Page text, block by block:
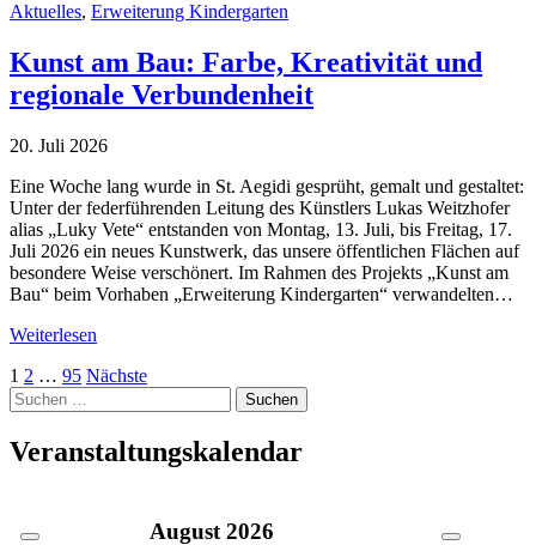
Aktuelles, Erweiterung Kindergarten
Kunst am Bau: Farbe, Kreativität und
regionale Verbundenheit
20. Juli 2026
Eine Woche lang wurde in St. Aegidi gesprüht, gemalt und gestaltet:
Unter der federführenden Leitung des Künstlers Lukas Weitzhofer
alias „Luky Vete“ entstanden von Montag, 13. Juli, bis Freitag, 17.
Juli 2026 ein neues Kunstwerk, das unsere öffentlichen Flächen auf
besondere Weise verschönert. Im Rahmen des Projekts „Kunst am
Bau“ beim Vorhaben „Erweiterung Kindergarten“ verwandelten…
Weiterlesen
Seitennummerierung
der
Beiträge
1 2 … 95 Nächste
Suche
nach:
Veranstaltungskalendar
August 2026